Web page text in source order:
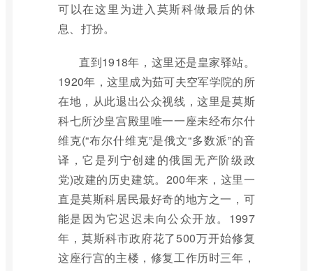
可以在这里为进入莫斯科做最后的休
息、打扮。
直到1918年，这里还是皇家驿站。
1920年，这里成为茹可夫空军学院的所
在地，从此退出公众视线，这里是莫斯
科七所沙皇宫殿里唯一一座未经布尔什
维克(“布尔什维克”是俄文“多数派”的音
译，它是列宁创建的俄国无产阶级政
党)改建的历史建筑。200年来，这里一
直是莫斯科居民最好奇的地方之一，可
能是因为它迟迟未向公众开放。1997
年，莫斯科市政府花了500万开始修复
这座行宫的主楼，修复工作历时三年，